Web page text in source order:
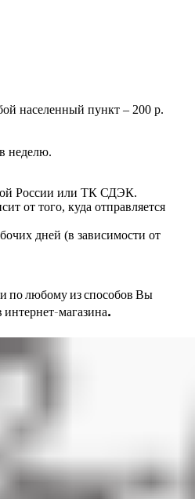
населенный пункт – 200 р.
неделю.
России или ТК СДЭК.
от того, куда отправляется
дней (в зависимости от
по любому из способов Вы
магазина.